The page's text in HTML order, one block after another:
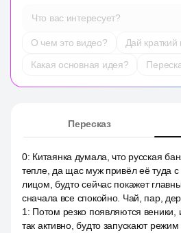
Что вас интересует?
О чем это видео?
Дай краткий
Какая основная идея?
Пересказ
0: Китаянка думала, что русская
тепле, да щас муж привёл её туда
лицом, будто сейчас покажет
сначала все спокойно. Чай, пар,
1 : Потом резко появляются веники,
так активно, будто запускают